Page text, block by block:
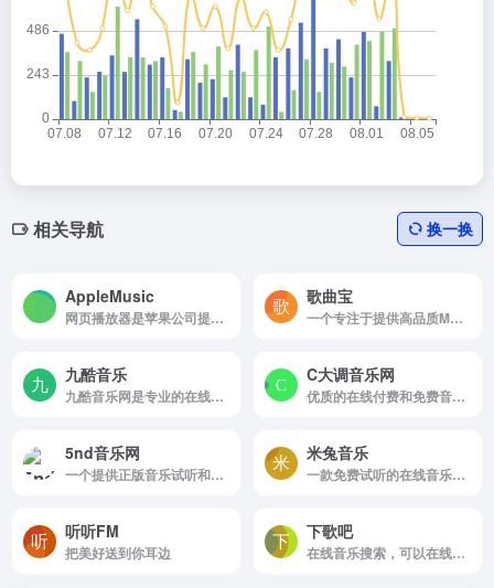
相关导航 换一换
‎AppleMusic
网页播放器是苹果公司提供的在线音乐服务平台
歌曲宝
一个专注于提供高品质MP3音乐在线免费下载的网站
九酷音乐
九酷音乐网是专业的在线音乐试听mp3下载网站
C大调音乐网
优质的在线付费和免费音乐课程，设有吉他、乐理、尤克里里、钢琴、流行唱法、音乐制作等多个品类的入门和进阶教学视频和干货专栏，
5nd音乐网
一个提供正版音乐试听和免费下载的在线音乐平台
米兔音乐
一款免费试听的在线音乐播放器我们还提供高品质Mp3,FLAC,WAV等格式下载
听听FM
把美好送到你耳边
下歌吧
在线音乐搜索，可以在线免费下载全网MP3付费歌曲